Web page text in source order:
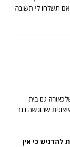
תשלחו לי תשובה
גם בית
שהוגשה נגד
להדגיש כי אין